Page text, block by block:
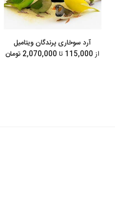
آرد سوخاری پرندگان ویتامیل
از
تا